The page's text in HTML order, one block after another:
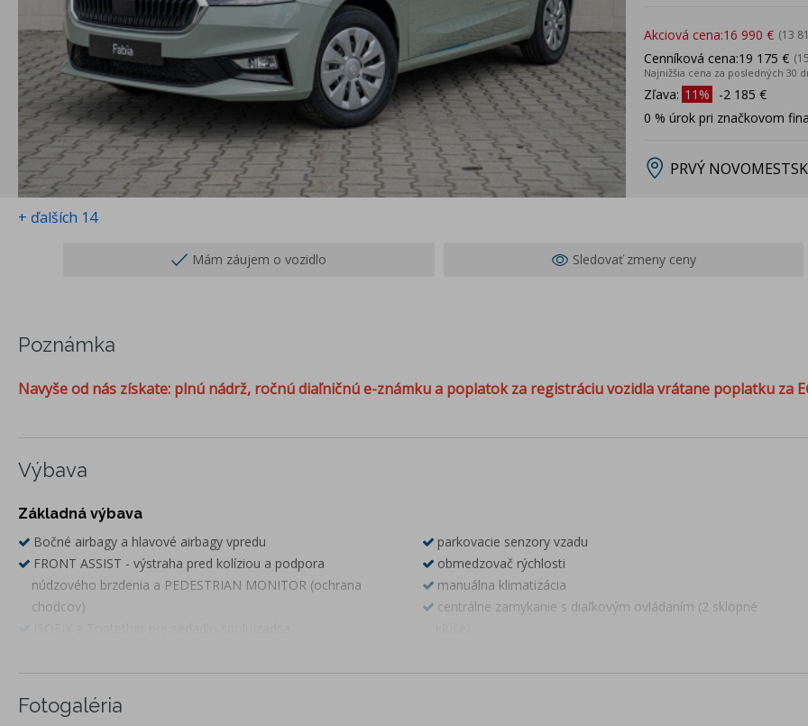
+ ďalších 14
Akciová cena:16 990 € (13
Cenníková cena:19 175 €
Najnižšia cena za posledných 30
Zľava: 11%
-2 185 €
0 % úrok pri značkovom
PRVÝ
Mám záujem o vozidlo Sledovať zmeny ceny
Poznámka
Navyše od nás získate: plnú nádrž, ročnú diaľničnú e-známku a poplatok za registráciu vozidla vrátane poplatku za
Výbava
Základná výbava
Bočné airbagy a hlavové airbagy vpredu
FRONT ASSIST - výstraha pred kolíziou a podpora
núdzového brzdenia a PEDESTRIAN MONITOR (ochrana
chodcov)
LANE ASSIST - asistent udržiavania v jazdnom pruhu
EASY LIGHT ASSIST - svetelný senzor
DRIVER ALERT - asistent rozpoznania únavy a pozornosti
parkovacie senzory vzadu
obmedzovač rýchlosti
manuálna klimatizácia
centrálne zamykanie s diaľkovým ovládaním (2 sklopné
DAB-digitálny rádiopríjem
Fotogaléria